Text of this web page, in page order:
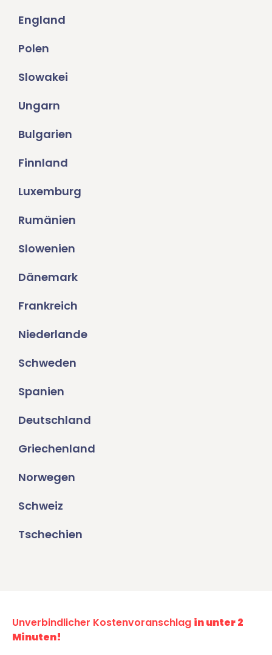
England
Polen
Slowakei
Ungarn
Bulgarien
Finnland
Luxemburg
Rumänien
Slowenien
Dänemark
Frankreich
Niederlande
Schweden
Spanien
Deutschland
Griechenland
Norwegen
Schweiz
Tschechien
Unverbindlicher Kostenvoranschlag in unter 2
Minuten!